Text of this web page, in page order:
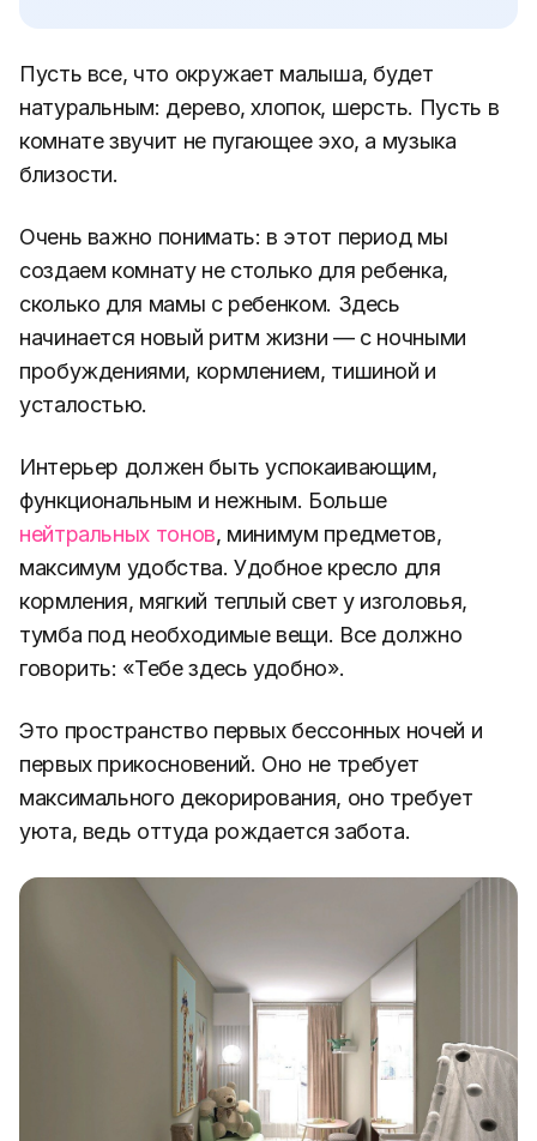
Пусть все, что окружает малыша, будет
натуральным: дерево, хлопок, шерсть. Пусть в
комнате звучит не пугающее эхо, а музыка
близости.
Очень важно понимать: в этот период мы
создаем комнату не столько для ребенка,
сколько для мамы с ребенком. Здесь
начинается новый ритм жизни — с ночными
пробуждениями, кормлением, тишиной и
усталостью.
Интерьер должен быть успокаивающим,
функциональным и нежным. Больше
нейтральных тонов, минимум предметов,
максимум удобства. Удобное кресло для
кормления, мягкий теплый свет у изголовья,
тумба под необходимые вещи. Все должно
говорить: «Тебе здесь удобно».
Это пространство первых бессонных ночей и
первых прикосновений. Оно не требует
максимального декорирования, оно требует
уюта, ведь оттуда рождается забота.